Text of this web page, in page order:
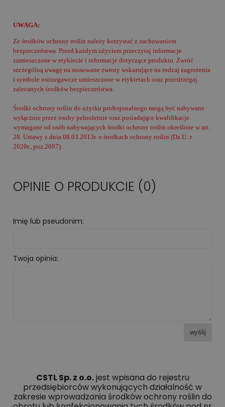
UWAGA:
Ze środków ochrony roślin należy korzystać z zachowaniem
bezpieczeństwa. Przed każdym użyciem przeczytaj informacje
zamieszczone w etykiecie i informacje dotyczące produktu. Zwróć
szczególną uwagę na stosowane zwroty wskazujące na rodzaj zagrożenia
i symbole ostrzegawcze umieszczone w etykietach oraz przestrzegaj
zalecanych środków bezpieczeństwa.
Środki ochrony roślin do użytku profesjonalnego mogą być nabywane
wyłącznie przez osoby pełnoletnie oraz posiadające kwalifikacje
wymagane od osób nabywających środki ochrony roślin określone w art.
28. Ustawy z dnia 08.03.2013r. o środkach ochrony roślin (Dz.U. z
2020r., poz.2097).
OPINIE O PRODUKCIE (0)
Imię lub pseudonim:
Twoja opinia:
wyślij
CSTL Sp. z o.o.jest wpisana do rejestru
przedsiębiorców wykonujących działalność w
zakresie wprowadzania środków ochrony roślin do